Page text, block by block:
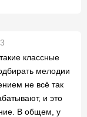
классные
мелодии
не всё так
и это
В общем, у